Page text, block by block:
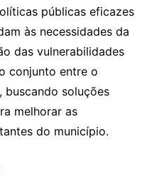
públicas eficazes
às necessidades da
das vulnerabilidades
conjunto entre o
buscando soluções
melhorar as
do município.